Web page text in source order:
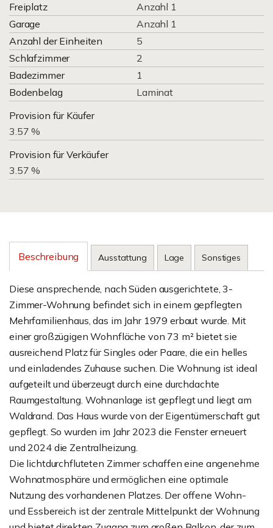
Freiplatz
Anzahl 1
Garage
Anzahl 1
Anzahl der Einheiten
5
Schlafzimmer
2
Badezimmer
1
Bodenbelag
Laminat
Provision für Käufer
3.57 %
Provision für Verkäufer
3.57 %
Beschreibung Ausstattung Lage Sonstiges
Diese ansprechende, nach Süden ausgerichtete, 3-
Zimmer-Wohnung befindet sich in einem gepflegten
Mehrfamilienhaus, das im Jahr 1979 erbaut wurde. Mit
einer großzügigen Wohnfläche von 73 m² bietet sie
ausreichend Platz für Singles oder Paare, die ein helles
und einladendes Zuhause suchen. Die Wohnung ist ideal
aufgeteilt und überzeugt durch eine durchdachte
Raumgestaltung. Wohnanlage ist gepflegt und liegt am
Waldrand. Das Haus wurde von der Eigentümerschaft gut
gepflegt. So wurden im Jahr 2023 die Fenster erneuert
und 2024 die Zentralheizung.
Die lichtdurchfluteten Zimmer schaffen eine angenehme
Wohnatmosphäre und ermöglichen eine optimale
Nutzung des vorhandenen Platzes. Der offene Wohn-
und Essbereich ist der zentrale Mittelpunkt der Wohnung